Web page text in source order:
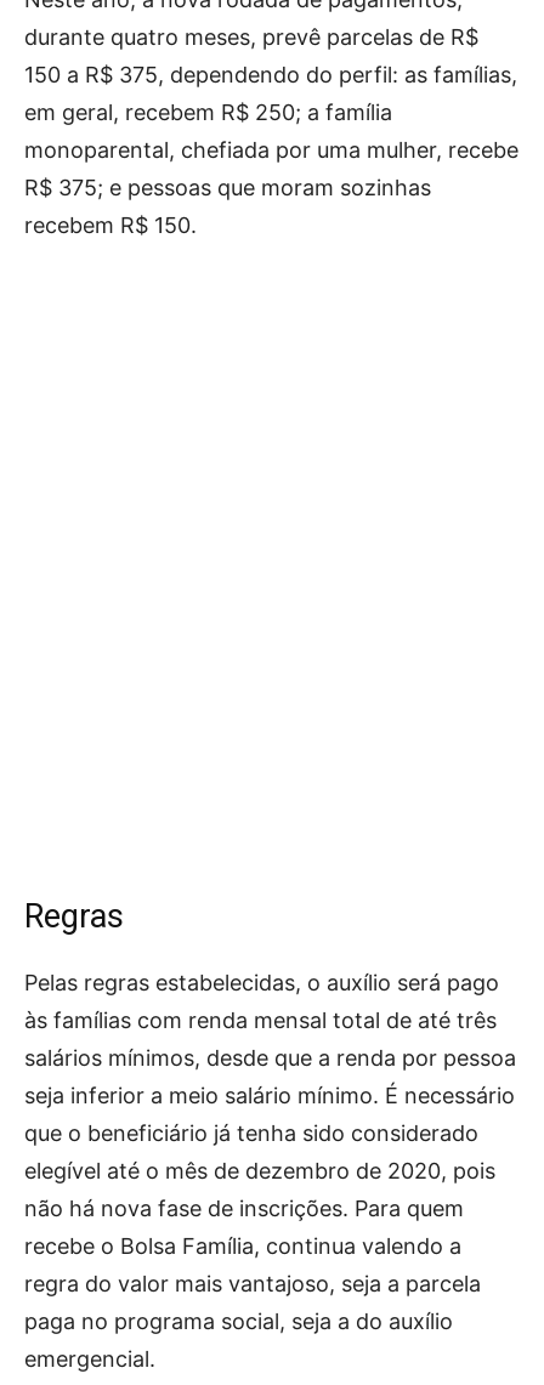
durante quatro meses, prevê parcelas de R$
150 a R$ 375, dependendo do perfil: as famílias,
em geral, recebem R$ 250; a família
monoparental, chefiada por uma mulher, recebe
R$ 375; e pessoas que moram sozinhas
recebem R$ 150.
Regras
Pelas regras estabelecidas, o auxílio será pago
às famílias com renda mensal total de até três
salários mínimos, desde que a renda por pessoa
seja inferior a meio salário mínimo. É necessário
que o beneficiário já tenha sido considerado
elegível até o mês de dezembro de 2020, pois
não há nova fase de inscrições. Para quem
recebe o Bolsa Família, continua valendo a
regra do valor mais vantajoso, seja a parcela
paga no programa social, seja a do auxílio
emergencial.